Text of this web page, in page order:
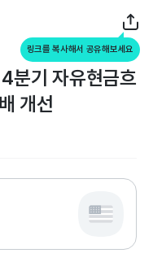
링크를 복사해서 공유해보세요
분기 자유현금흐
개선